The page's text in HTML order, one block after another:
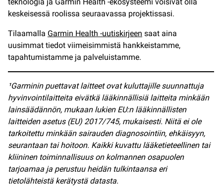
keskeisessä roolissa seuraavassa projektissasi.
Tilaamalla Garmin Health -uutiskirjeen saat aina
uusimmat tiedot viimeisimmistä hankkeistamme,
tapahtumistamme ja palveluistamme.
¹Garminin puettavat laitteet ovat kuluttajille suunnattuja
hyvinvointilaitteita eivätkä lääkinnällisiä laitteita minkään
lainsäädännön, mukaan lukien EU:n lääkinnällisten
laitteiden asetus (EU) 2017/745, mukaisesti. Niitä ei ole
tarkoitettu minkään sairauden diagnosointiin, ehkäisyyn,
seurantaan tai hoitoon. Kaikki kuvattu lääketieteellinen tai
kliininen toiminnallisuus on kolmannen osapuolen
tarjoamaa ja perustuu heidän tulkintaansa eri
tietolähteistä kerätystä datasta.